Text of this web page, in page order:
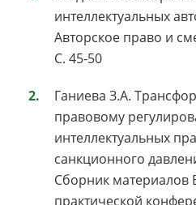
интеллектуальных
Авторское право и
С. 45-50
Ганиева З.А.
правовому
интеллектуальных
санкционного
Сборник материалов
практической